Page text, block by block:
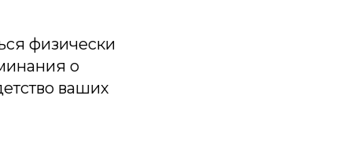
физически
о
ваших